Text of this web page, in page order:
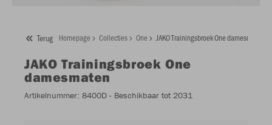
Terug Homepage Collecties One JAKO Trainingsbroek One damesmaten
JAKO Trainingsbroek One
damesmaten
Artikelnummer: 8400D - Beschikbaar tot 2031